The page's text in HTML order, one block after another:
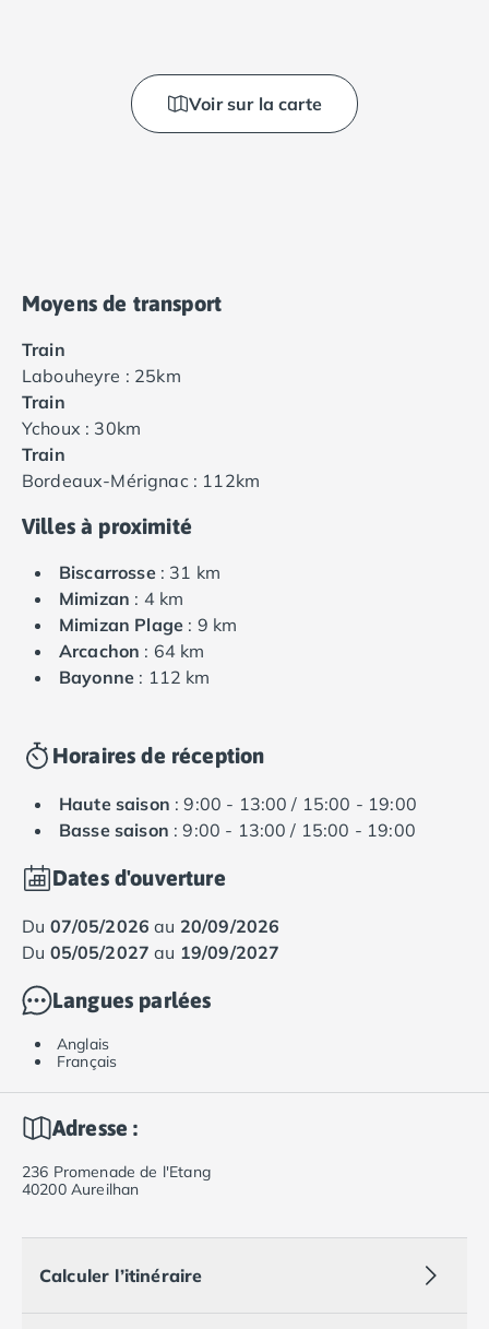
Voir sur la carte
Moyens de transport
Train
Labouheyre : 25km
Train
Ychoux : 30km
Train
Bordeaux-Mérignac : 112km
Villes à proximité
Biscarrosse: 31 km
Mimizan : 4 km
Mimizan Plage : 9 km
Arcachon : 64 km
Bayonne : 112 km
Horaires de réception
Haute saison : 9:00 - 13:00 / 15:00 - 19:00
Basse saison : 9:00 - 13:00 / 15:00 - 19:00
Dates d'ouverture
du 07/05/2026 au 20/09/2026
du 05/05/2027 au 19/09/2027
Langues parlées
Anglais
Français
Adresse :
236 Promenade de l'Etang
40200 Aureilhan
Calculer l’itinéraire